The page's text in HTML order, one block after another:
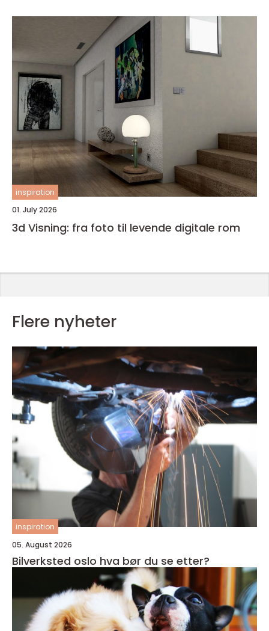
inspiration
01. July 2026
3d Visning: fra foto til levende digitale rom
Flere nyheter
inspiration
05. August 2026
Bilverksted oslo hva bør du se etter?